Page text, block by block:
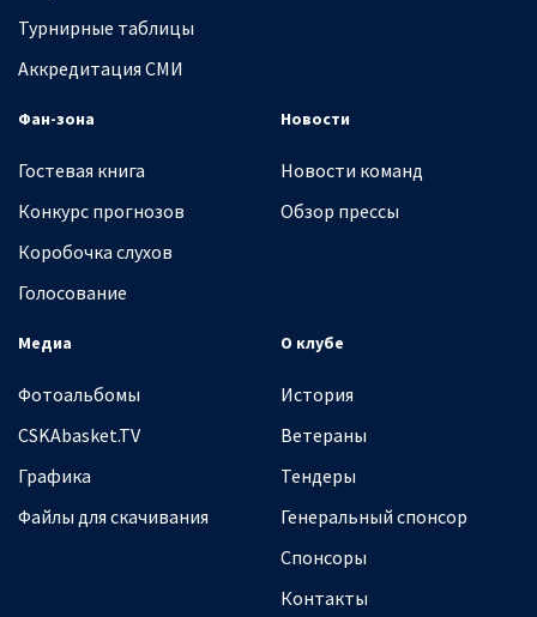
Турнирные таблицы
Аккредитация СМИ
Фан-зона
Гостевая книга
Конкурс прогнозов
Коробочка слухов
Голосование
Новости
Новости команд
Обзор прессы
Медиа
Фотоальбомы
CSKAbasket.TV
Графика
Файлы для скачивания
О клубе
История
Ветераны
Тендеры
Генеральный спонсор
Спонсоры
Контакты